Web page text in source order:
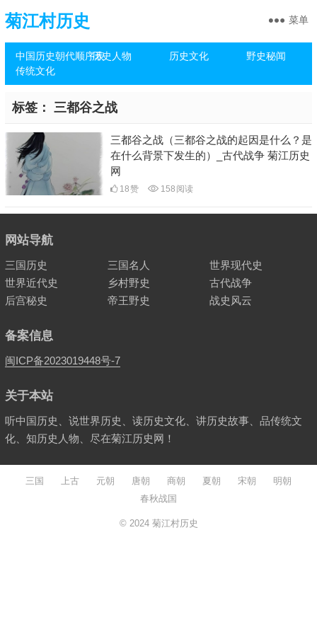
菊江村历史
中国历史朝代顺序表历史人物 历史文化
野史秘闻
传统文化
菜单
标签： 三都谷之战
三都谷之战（三都谷之战的起因是什么？是
在什么背景下发生的）_古代战争 菊江历史
网
18赞 158 阅读
网站导航
三国历史 三国名人
世界现代史
世界近代史
乡村野史
古代战争
后宫秘史
帝王野史 战史风云
备案信息
闽ICP备2023019448号-7
关于本站
听中国历史、说世界历史、读历史文化、讲历史故事、品传统文
化、知历史人物、尽在菊江历史网！
三国 上古 元朝 唐朝 商朝 夏朝 宋朝
明朝
春秋战国
© 2024 菊江村历史